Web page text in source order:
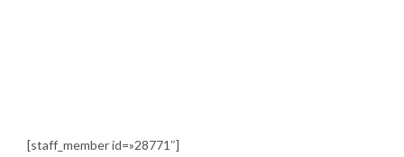
[staff_member id=»28771″]